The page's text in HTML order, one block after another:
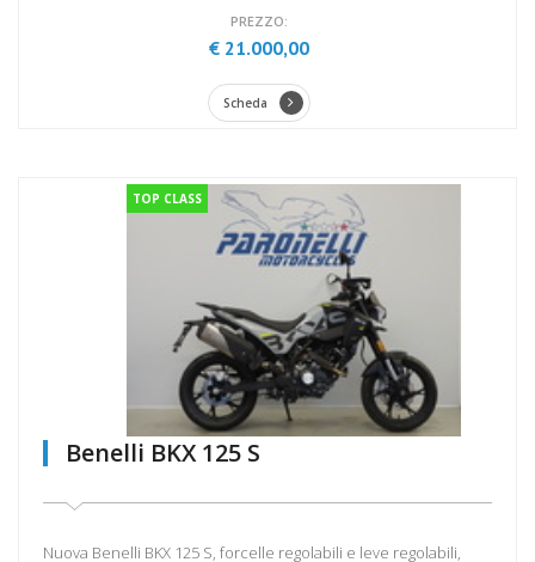
PREZZO:
€ 21.000,00
Scheda
TOP CLASS
Benelli BKX 125 S
Nuova Benelli BKX 125 S, forcelle regolabili e leve regolabili,